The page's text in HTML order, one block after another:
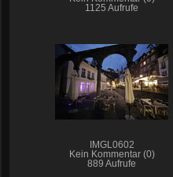
1125 Aufrufe
IMGL0602
Kein Kommentar (0)
889 Aufrufe